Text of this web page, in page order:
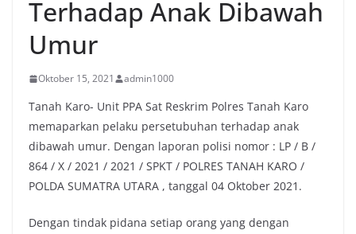
Terhadap Anak Dibawah
Umur
Oktober 15, 2021 admin1000
Tanah Karo- Unit PPA Sat Reskrim Polres Tanah Karo
memaparkan pelaku persetubuhan terhadap anak
dibawah umur. Dengan laporan polisi nomor : LP / B /
864 / X / 2021 / 2021 / SPKT / POLRES TANAH KARO /
POLDA SUMATRA UTARA , tanggal 04 Oktober 2021.
Dengan tindak pidana setiap orang yang dengan